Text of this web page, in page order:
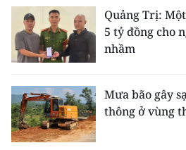
Quảng Trị:
5 tỷ đồng cho
nhầm
Mưa bão gây
thông ở vùng